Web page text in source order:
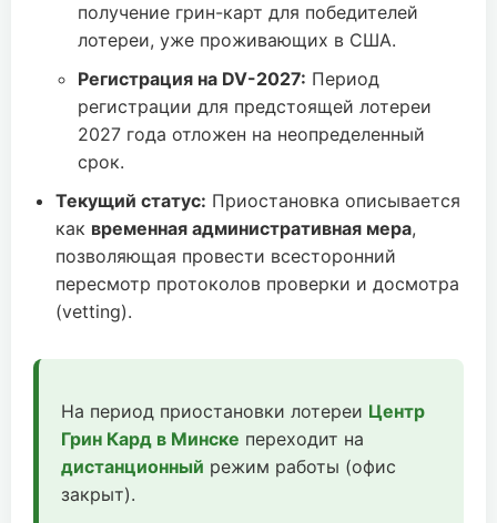
получение грин-карт для победителей
лотереи, уже проживающих в США.
Регистрация на DV-2027: Период
регистрации для предстоящей лотереи
2027 года отложен на неопределенный
срок.
Текущий статус: Приостановка описывается
как временная административная мера,
позволяющая провести всесторонний
пересмотр протоколов проверки и досмотра
(vetting).
На период приостановки лотереи Центр
Грин Кард в Минске переходит на
дистанционный режим работы (офис
закрыт).